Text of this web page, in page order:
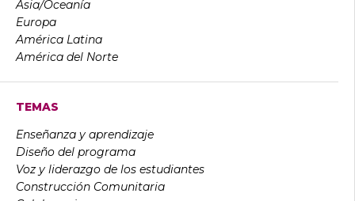
Asia/Oceanía
Europa
América Latina
América del Norte
TEMAS
Enseñanza y aprendizaje
Diseño del programa
Voz y liderazgo de los estudiantes
Construcción Comunitaria